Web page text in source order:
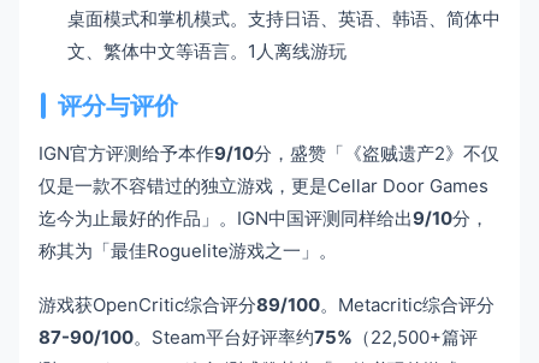
桌面模式和掌机模式。支持日语、英语、韩语、简体中
文、繁体中文等语言。1人离线游玩
评分与评价
IGN官方评测给予本作9/10分，盛赞「《盗贼遗产2》不仅
仅是一款不容错过的独立游戏，更是Cellar Door Games
迄今为止最好的作品」。IGN中国评测同样给出9/10分，
称其为「最佳Roguelite游戏之一」。
游戏获OpenCritic综合评分89/100。Metacritic综合评分
87-90/100。Steam平台好评率约75% （22,500+篇评